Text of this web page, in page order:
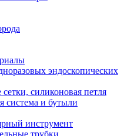
эндоскопических
силиконовая петля
система и бутыли
инструмент
трубки